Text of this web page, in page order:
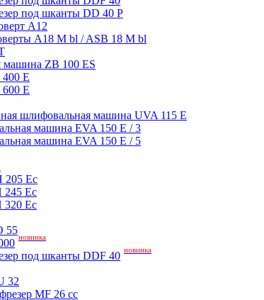
под шканты DD 40 P
A12
A18 M bl / ASB 18 M bl
машина ZB 100 ES
E
E
шлифовальная машина UVA 115 E
машина EVA 150 E / 3
машина EVA 150 E / 5
205 Ec
245 Ec
320 Ec
55
новинка
под шканты DDF 40 новинка
32
MF 26 cc